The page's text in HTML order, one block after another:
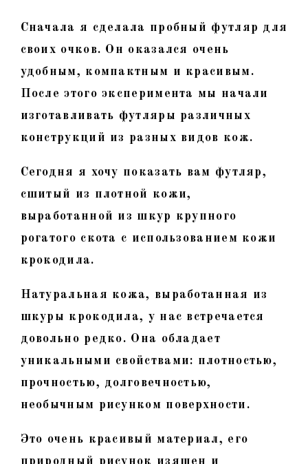
Сначала я сделала пробный футляр для
своих очков. Он оказался очень
удобным, компактным и красивым.
После этого эксперимента мы начали
изготавливать футляры различных
конструкций из разных видов кож.
Сегодня я хочу показать вам футляр,
сшитый из плотной кожи,
выработанной из шкур крупного
рогатого скота с использованием кожи
крокодила.
Натуральная кожа, выработанная из
шкуры крокодила, у нас встречается
довольно редко. Она обладает
уникальными свойствами: плотностью,
прочностью, долговечностью,
необычным рисунком поверхности.
Это очень красивый материал, его
природный рисунок изящен и